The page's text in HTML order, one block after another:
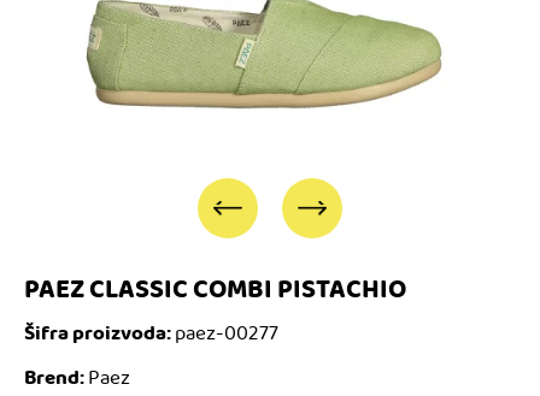
PAEZ CLASSIC COMBI PISTACHIO
Šifra proizvoda:paez-00277
Brend:Paez